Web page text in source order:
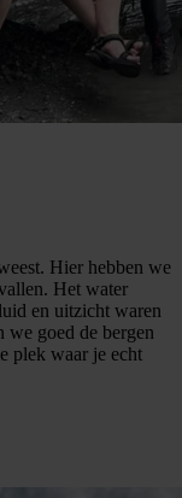
Hier hebben we
Het water
en uitzicht waren
goed de bergen
plek waar je echt